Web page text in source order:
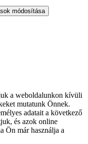
módosítása
a weboldalunkon kívüli
mutatunk Önnek.
adatait a következő
és azok online
Ön már használja a